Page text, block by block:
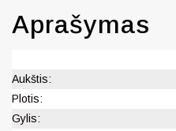
Aprašymas
Aukštis:
Plotis:
Gylis: